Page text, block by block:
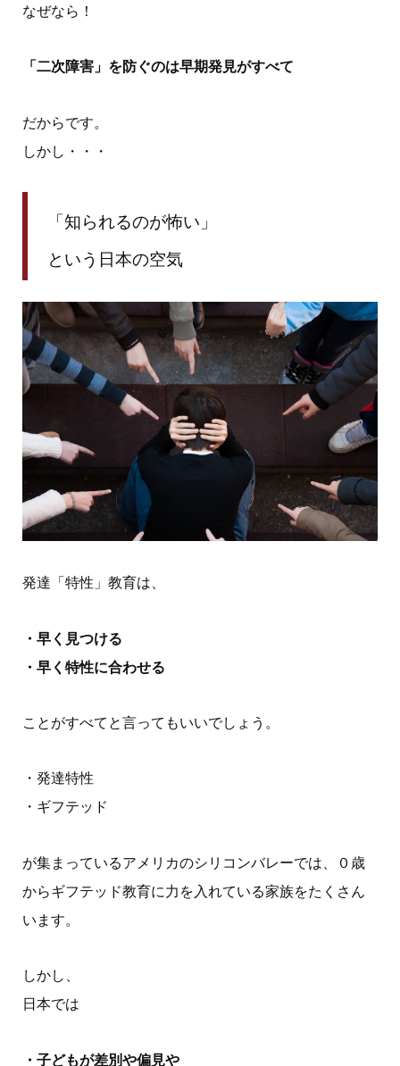
なぜなら！
「二次障害」を防ぐのは早期発見がすべて
だからです。
しかし・・・
「知られるのが怖い」
という日本の空気
発達「特性」教育は、
・早く見つける
・早く特性に合わせる
ことがすべてと言ってもいいでしょう。
・発達特性
・ギフテッド
が集まっているアメリカのシリコンバレーでは、０歳
からギフテッド教育に力を入れている家族をたくさん
います。
しかし、
日本では
・子どもが差別や偏見や